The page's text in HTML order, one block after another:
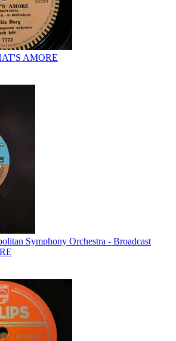
AMORE
Symphony Orchestra - Broadcast